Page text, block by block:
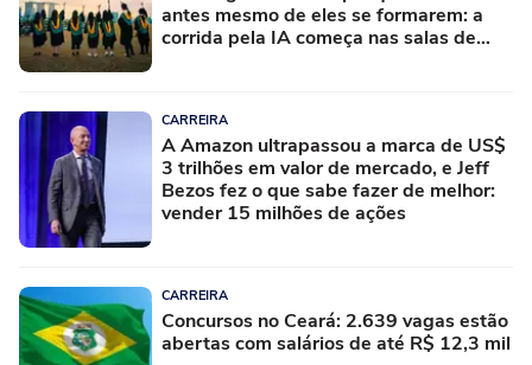
antes mesmo de eles se formarem: a
corrida pela IA começa nas salas de
CARREIRA
A Amazon ultrapassou a marca de US$
3 trilhões em valor de mercado, e Jeff
Bezos fez o que sabe fazer de melhor:
vender 15 milhões de ações
CARREIRA
Concursos no Ceará: 2.639 vagas estão
abertas com salários de até R$ 12,3 mil